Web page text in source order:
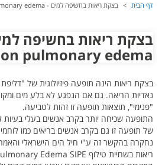
דף הבית בצקת ריאות בחשיפה למים - IPE immersion pulmonary edema
pulmonary edema
בצקת ריאות הינה תופעה פיזיולוגית של
נאדיות הריאה. גם אם הנפגע לא בלע מים ומקור
"פנימי", תוצאות תופעה זו זהות לטביעה.
התופעה שכיחה יותר בקרב אנשים בעלי בעיות
של תופעה זו גם בקרב אנשים בריאים כמו לוחמי
נחקרה בהקשר זה ע"י חיל הים הישראלי
ריאות בשחיית טילוף Swimming induced Pulmonary Edema SIPE.